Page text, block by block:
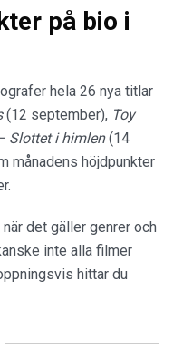
på bio i
hela 26 nya titlar
(12 september), Toy
Slottet i himlen(14
månadens höjdpunkter
när det gäller genrer och
inte alla filmer
hittar du